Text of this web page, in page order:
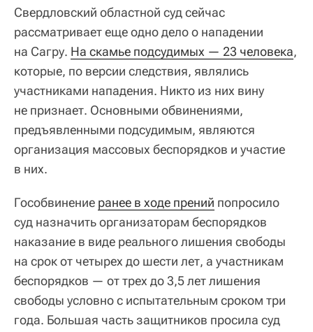
Свердловский областной суд сейчас
рассматривает еще одно дело о нападении
на Сагру. На скамье подсудимых — 23 человека,
которые, по версии следствия, являлись
участниками нападения. Никто из них вину
не признает. Основными обвинениями,
предъявленными подсудимым, являются
организация массовых беспорядков и участие
в них.
Гособвинение ранее в ходе прений попросило
суд назначить организаторам беспорядков
наказание в виде реального лишения свободы
на срок от четырех до шести лет, а участникам
беспорядков — от трех до 3,5 лет лишения
свободы условно с испытательным сроком три
года. Большая часть защитников просила суд